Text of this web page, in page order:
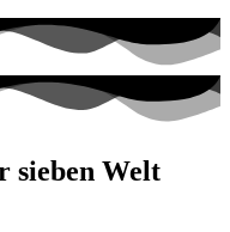
sieben Welt